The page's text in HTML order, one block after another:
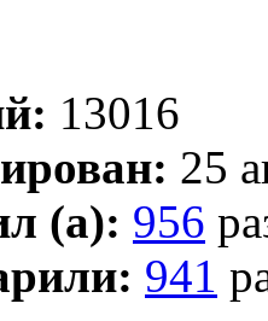
13016
25
(а): 956
941